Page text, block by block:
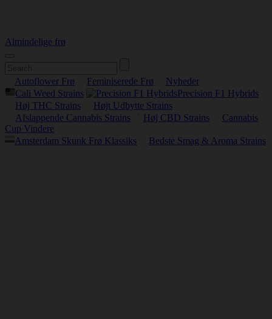
Almindelige frø
Autoflower Frø Feminiserede Frø
Nyheder
Cali Weed Strains
Precision F1 Hybrids
Høj THC Strains
Højt Udbytte Strains
Afslappende Cannabis Strains
Høj CBD Strains
Cannabis
Cup Vindere
Amsterdam Skunk Frø Klassiks
Bedste Smag & Aroma Strains